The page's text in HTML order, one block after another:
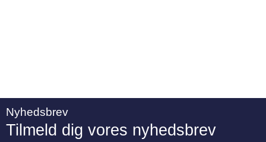
Nyhedsbrev
Tilmeld dig vores nyhedsbrev